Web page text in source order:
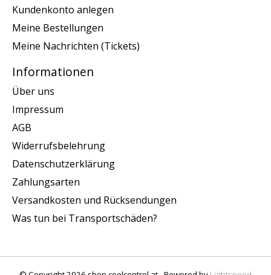
Kundenkonto anlegen
Meine Bestellungen
Meine Nachrichten (Tickets)
Informationen
Über uns
Impressum
AGB
Widerrufsbelehrung
Datenschutzerklärung
Zahlungsarten
Versandkosten und Rücksendungen
Was tun bei Transportschäden?